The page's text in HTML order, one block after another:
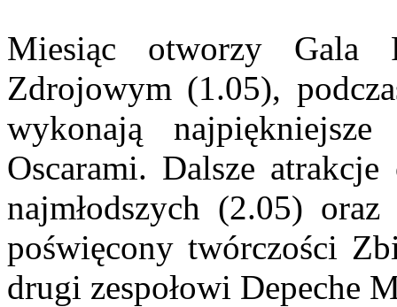
Miesiąc otworzy Gala
Zdrojowym (1.05),
wykonają
Oscarami. Dalsze
najmłodszych (2.05)
poświęcony twórczości
drugi zespołowi Depeche